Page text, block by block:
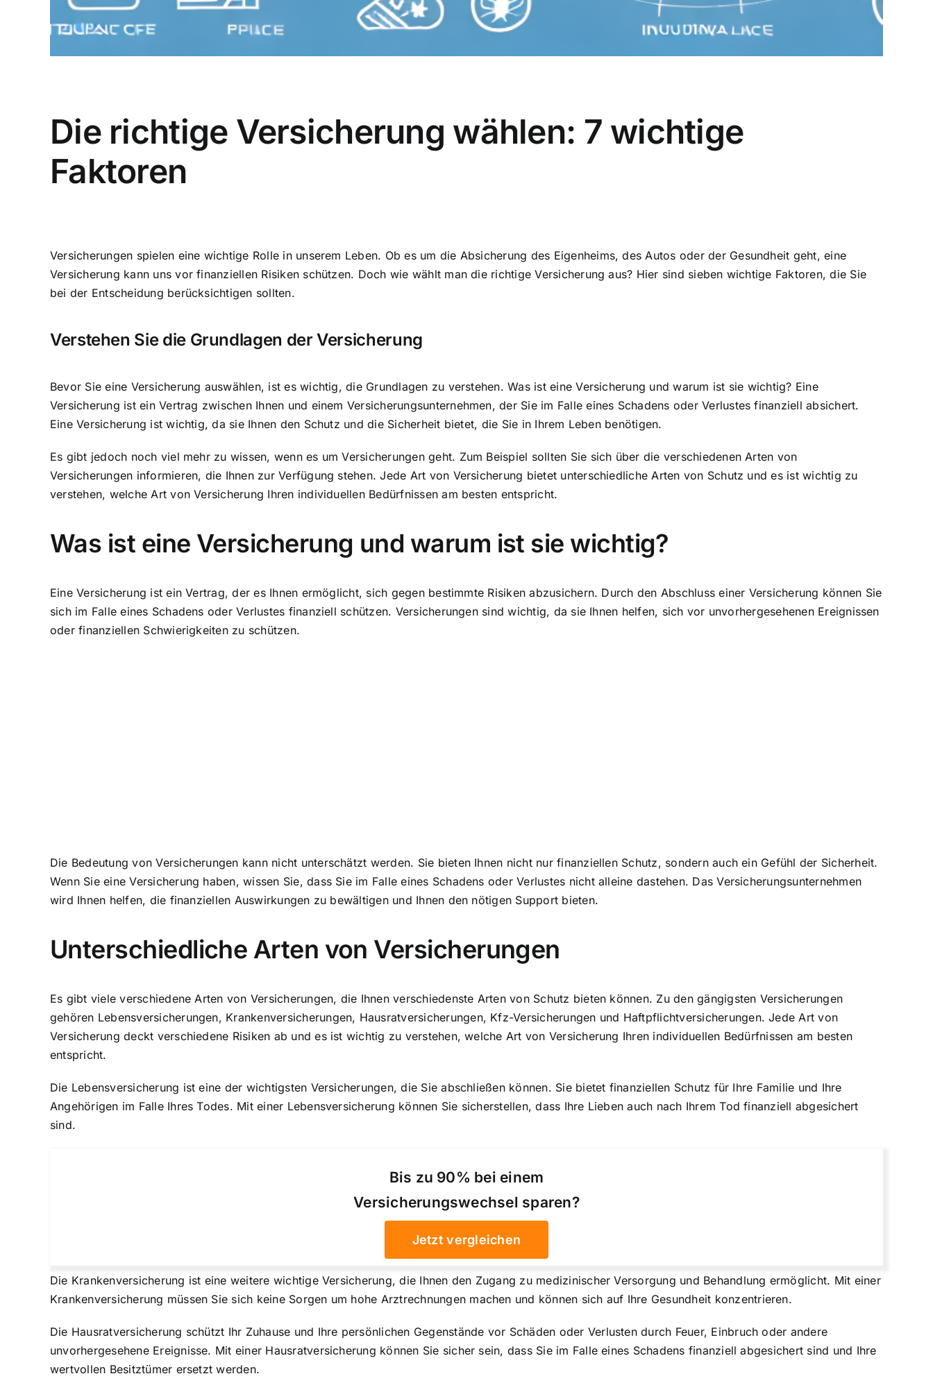
Die richtige Versicherung wählen: 7 wichtige
Faktoren
Versicherungen spielen eine wichtige Rolle in unserem Leben. Ob es um die Absicherung des Eigenheims, des Autos oder der Gesundheit geht, eine
Versicherung kann uns vor finanziellen Risiken schützen. Doch wie wählt man die richtige Versicherung aus? Hier sind sieben wichtige Faktoren, die Sie
bei der Entscheidung berücksichtigen sollten.
Verstehen Sie die Grundlagen der Versicherung
Bevor Sie eine Versicherung auswählen, ist es wichtig, die Grundlagen zu verstehen. Was ist eine Versicherung und warum ist sie wichtig? Eine
Versicherung ist ein Vertrag zwischen Ihnen und einem Versicherungsunternehmen, der Sie im Falle eines Schadens oder Verlustes finanziell absichert.
Eine Versicherung ist wichtig, da sie Ihnen den Schutz und die Sicherheit bietet, die Sie in Ihrem Leben benötigen.
Es gibt jedoch noch viel mehr zu wissen, wenn es um Versicherungen geht. Zum Beispiel sollten Sie sich über die verschiedenen Arten von
Versicherungen informieren, die Ihnen zur Verfügung stehen. Jede Art von Versicherung bietet unterschiedliche Arten von Schutz und es ist wichtig zu
verstehen, welche Art von Versicherung Ihren individuellen Bedürfnissen am besten entspricht.
Was ist eine Versicherung und warum ist sie wichtig?
Eine Versicherung ist ein Vertrag, der es Ihnen ermöglicht, sich gegen bestimmte Risiken abzusichern. Durch den Abschluss einer Versicherung können Sie
sich im Falle eines Schadens oder Verlustes finanziell schützen. Versicherungen sind wichtig, da sie Ihnen helfen, sich vor unvorhergesehenen Ereignissen
oder finanziellen Schwierigkeiten zu schützen.
Die Bedeutung von Versicherungen kann nicht unterschätzt werden. Sie bieten Ihnen nicht nur finanziellen Schutz, sondern auch ein Gefühl der Sicherheit.
Wenn Sie eine Versicherung haben, wissen Sie, dass Sie im Falle eines Schadens oder Verlustes nicht alleine dastehen. Das Versicherungsunternehmen
wird Ihnen helfen, die finanziellen Auswirkungen zu bewältigen und Ihnen den nötigen Support bieten.
Unterschiedliche Arten von Versicherungen
Es gibt viele verschiedene Arten von Versicherungen, die Ihnen verschiedenste Arten von Schutz bieten können. Zu den gängigsten Versicherungen
gehören Lebensversicherungen, Krankenversicherungen, Hausratversicherungen, Kfz-Versicherungen und Haftpflichtversicherungen. Jede Art von
Versicherung deckt verschiedene Risiken ab und es ist wichtig zu verstehen, welche Art von Versicherung Ihren individuellen Bedürfnissen am besten
entspricht.
Die Lebensversicherung ist eine der wichtigsten Versicherungen, die Sie abschließen können. Sie bietet finanziellen Schutz für Ihre Familie und Ihre
Angehörigen im Falle Ihres Todes. Mit einer Lebensversicherung können Sie sicherstellen, dass Ihre Lieben auch nach Ihrem Tod finanziell abgesichert
sind.
Bis zu 90% bei einem
Versicherungswechsel sparen?
Jetzt vergleichen
Die Krankenversicherung ist eine weitere wichtige Versicherung, die Ihnen den Zugang zu medizinischer Versorgung und Behandlung ermöglicht. Mit einer
Krankenversicherung müssen Sie sich keine Sorgen um hohe Arztrechnungen machen und können sich auf Ihre Gesundheit konzentrieren.
Die Hausratversicherung schützt Ihr Zuhause und Ihre persönlichen Gegenstände vor Schäden oder Verlusten durch Feuer, Einbruch oder andere
unvorhergesehene Ereignisse. Mit einer Hausratversicherung können Sie sicher sein, dass Sie im Falle eines Schadens finanziell abgesichert sind und Ihre
wertvollen Besitztümer ersetzt werden.